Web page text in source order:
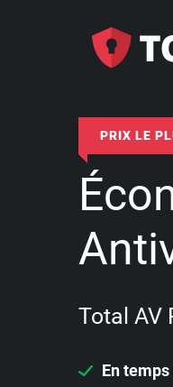
PRIX LE
Total AV
En temps